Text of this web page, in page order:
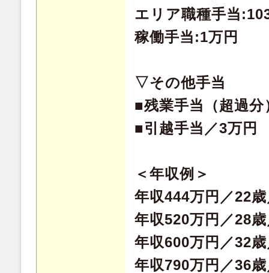
エリア職種手当
稼働手当:1万円
▽その他手当
■残業手当（超過分
■引越手当／3万円
＜年収例＞
年収444万円／22
年収520万円／28
年収600万円／32
年収790万円／36